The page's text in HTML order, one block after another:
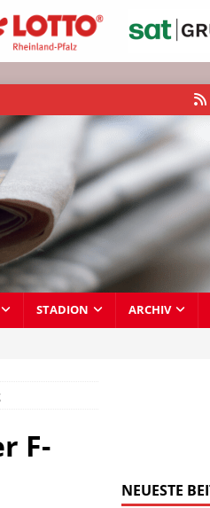
STADION ARCHIV
F-
NEUESTE